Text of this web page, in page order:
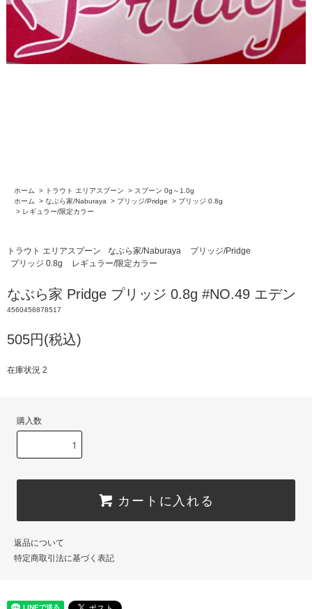
ホーム > トラウト エリアスプーン > スプーン 0g～1.0g
ホーム
> なぶら家/Naburaya > プリッジ/Pridge > プリッジ 0.8g
> レギュラー/限定カラー
トラウト エリアスプーン なぶら家/Naburaya
プリッジ/Pridge
プリッジ 0.8g
レギュラー/限定カラー
なぶら家 Pridge プリッジ 0.8g #NO.49 エデン
4560456878517
505円(税込)
在庫状況 2
購入数
カートに入れる
返品について
特定商取引法に基づく表記